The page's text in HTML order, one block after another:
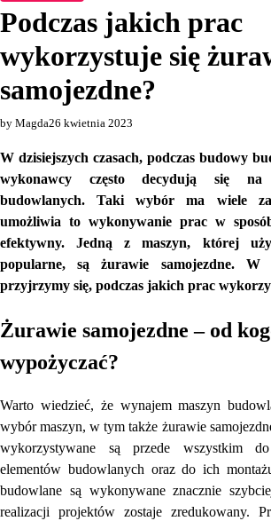
Podczas jakich prac
wykorzystuje się
samojezdne?
by Magda26 kwietnia 2023
W dzisiejszych czasach, podczas budowy
wykonawcy często decydują się na
budowlanych. Taki wybór ma wiele
umożliwia to wykonywanie prac w
efektywny. Jedną z maszyn, której
popularne, są żurawie samojezdne. W
przyjrzymy się, podczas jakich prac
Żurawie samojezdne – od
wypożyczać?
Warto wiedzieć, że wynajem maszyn
wybór maszyn, w tym także żurawie
wykorzystywane są przede wszystkim
elementów budowlanych oraz do ich
budowlane są wykonywane znacznie
realizacji projektów zostaje zredukowany.